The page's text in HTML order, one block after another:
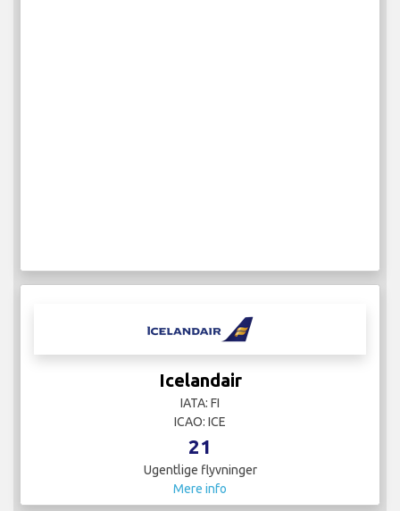
Icelandair
IATA: FI
ICAO: ICE
21
Ugentlige flyvninger
Mere info